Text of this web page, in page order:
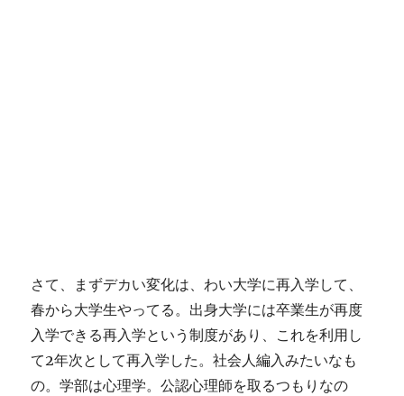
さて、まずデカい変化は、わい大学に再入学して、
春から大学生やってる。出身大学には卒業生が再度
入学できる再入学という制度があり、これを利用し
て2年次として再入学した。社会人編入みたいなも
の。学部は心理学。公認心理師を取るつもりなの